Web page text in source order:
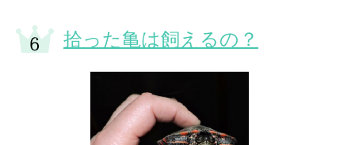
拾った亀は飼えるの？